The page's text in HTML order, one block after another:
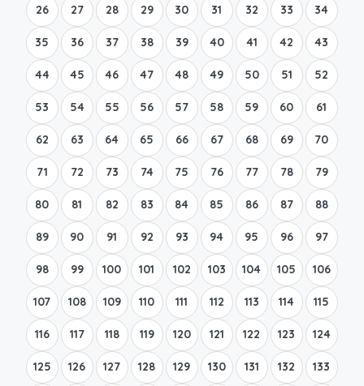
26 27 28 29 30 31 32 33 34
35 36 37 38 39 40 41 42 43
44 45 46 47 48 49 50 51 52
53 54 55 56 57 58 59 60 61
62 63 64 65 66 67 68 69 70
71 72 73 74 75 76 77 78 79
80 81 82 83 84 85 86 87 88
89 90 91 92 93 94 95 96 97
98 99 100 101 102 103 104 105 106
107 108 109 110 111 112 113 114 115
116 117 118 119 120 121 122 123 124
125 126 127 128 129 130 131 132 133